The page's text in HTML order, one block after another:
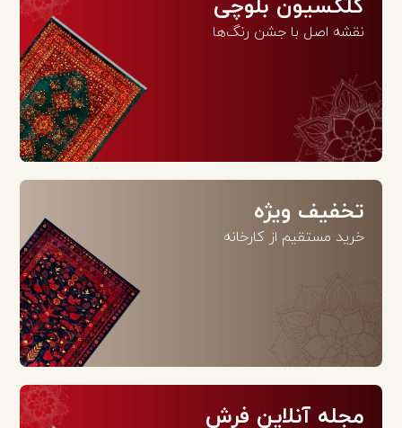
کلکسیون بلوچی
نقشه اصل با جشن رنگ‌ها
تخفیف ویژه
خرید مستقیم از کارخانه
مجله آنلاین فرش